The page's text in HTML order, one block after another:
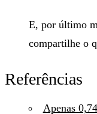
E, por último
compartilhe o
Referências
Apenas